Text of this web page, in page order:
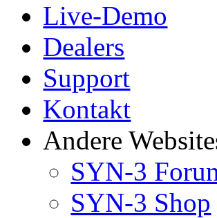
Live-Demo
Dealers
Support
Kontakt
Andere
SYN-3
SYN-3 Shop